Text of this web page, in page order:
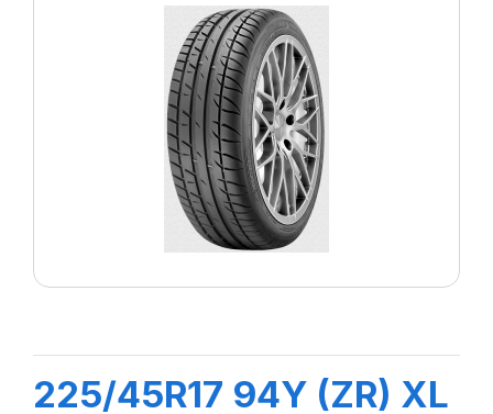
225/45R17 94Y (ZR) XL